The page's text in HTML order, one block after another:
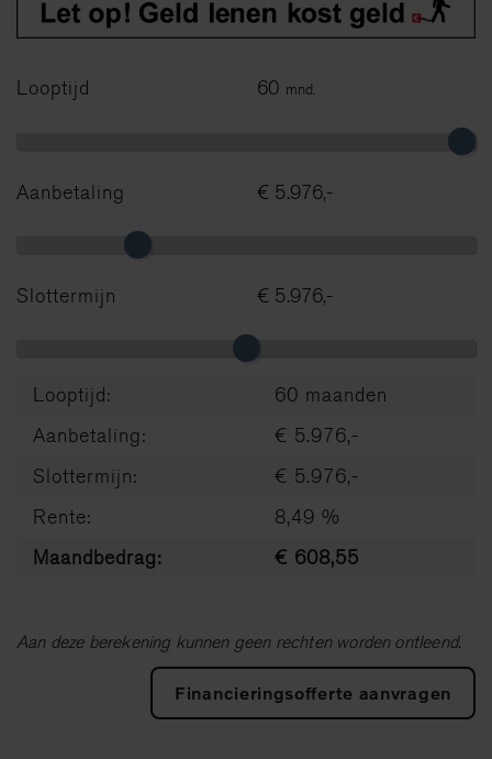
Looptijd 60 mnd.
Aanbetaling € 5.976,-
Slottermijn € 5.976,-
Looptijd:
60 maanden
Aanbetaling:
€ 5.976,-
Slottermijn:
€ 5.976,-
Rente:
8,49 %
Maandbedrag:
€ 608,55
Aan deze berekening kunnen geen rechten worden ontleend.
Financieringsofferte aanvragen